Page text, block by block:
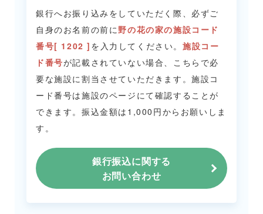
銀行へお振り込みをしていただく際、必ずご
自身のお名前の前に野の花の家の施設コード
番号[ 1202 ] を入力してください。 施設コー
ド番号が記載されていない場合、こちらで必
要な施設に割当させていただきます。施設コ
ード番号は施設のページにて確認することが
できます。 振込金額は1,000円からお願いしま
す。
銀行振込に関する
お問い合わせ